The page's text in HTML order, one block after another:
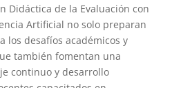
Didáctica de la Evaluación con
Artificial no solo preparan
los desafíos académicos y
también fomentan una
continuo y desarrollo